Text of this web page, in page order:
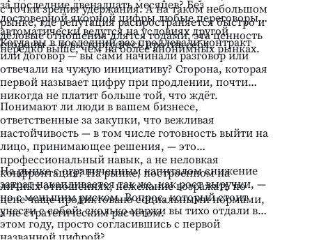
с точки зрения удержания. А на таком небольшом
рынке, где репутация распространяется быстро и
деловые отношения длятся годами, эта ценность
нередко выше, чем на более анонимных рынках.
за последние двенадцать месяцев? Без
достоверной якорной цифры любые переговоры
автоматически ведутся на условиях другой
стороны — и вы торгуетесь против себя.
Когда вы в последний раз продлевали контракт
или договор — вы сами начинали разговор или
отвечали на чужую инициативу? Сторона, которая
первой называет цифру при продлении, почти
никогда не платит больше той, что ждёт.
Понимают ли люди в вашем бизнесе,
ответственные за закупки, что вежливая
настойчивость — в том числе готовность выйти на
лицо, принимающее решения, — это
профессиональный навык, а не неловкая
конфронтация? На рынке, построенном на
личных отношениях, нежелание возражать по
цене чаще продиктовано социальными нормами,
а не стратегическим расчётом.
На рынке с ограниченным капиталом снижение
затрат накапливается так же, как рост выручки, —
но с меньшим риском. Вопрос, который стоит
унести с собой: сколько маржи вы тихо отдали в
этом году, просто согласившись с первой
названной цифрой?